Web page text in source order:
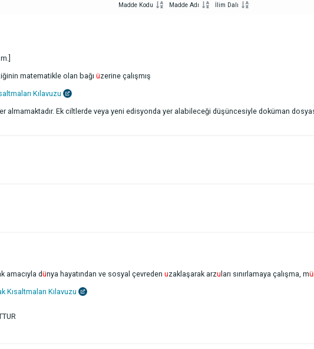
Madde Kodu Madde Adı İlim Dalı
matematikle olan bağı üzerine çalışmış
Kılavuzu
almamaktadır. Ek ciltlerde veya yeni edisyonda yer alabileceği düşüncesiyle doküman
amacıyla dünya hayatından ve sosyal çevreden uzaklaşarak arzu ları sınırlamaya çalışma, mü
Kısaltmaları Kılavuzu